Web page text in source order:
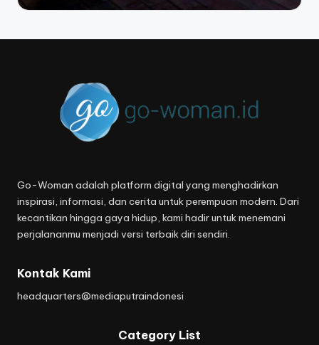
Go-Woman adalah platform digital yang menghadirkan
inspirasi, informasi, dan cerita untuk perempuan modern. Dari
kecantikan hingga gaya hidup, kami hadir untuk menemani
perjalananmu menjadi versi terbaik diri sendiri.
Kontak Kami
headquarters@mediaputraindonesi
Category List